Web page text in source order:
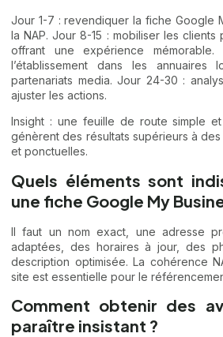
Jour 1-7 : revendiquer la fiche Google
la NAP. Jour 8-15 : mobiliser les
offrant une expérience
l’établissement dans les
partenariats media. Jour 24-30 :
ajuster les actions.
Insight : une feuille de route simple
génèrent des résultats supérieurs à
et ponctuelles.
Quels éléments sont
une fiche Google My
Il faut un nom exact, une adresse
adaptées, des horaires à jour, des
description optimisée. La cohérence
site est essentielle pour le
Comment obtenir des
paraître insistant ?